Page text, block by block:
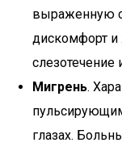
выраженную
дискомфорт и
слезотечение
Мигрень.
глазах.